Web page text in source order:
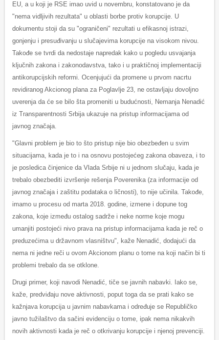
EU, a u koji je RSE imao uvid u novembru, konstatovano je da
"nema vidljivih rezultata" u oblasti borbe protiv korupcije. U
dokumentu stoji da su "ograničeni" rezultati u efikasnoj istrazi,
gonjenju i presuđivanju u slučajevima korupcije na visokom nivou.
Takođe se tvrdi da nedostaje napredak kako u pogledu usvajanja
ključnih zakona i zakonodavstva, tako i u praktičnoj implementaciji
antikorupcijskih reformi. Ocenjujući da promene u prvom nacrtu
revidiranog Akcionog plana za Poglavlje 23, ne ostavljaju dovoljno
uverenja da će se bilo šta promeniti u budućnosti, Nemanja Nenadić
iz Transparentnosti Srbija ukazuje na pristup informacijama od
javnog značaja.
"Glavni problem je bio to što pristup nije bio obezbeđen u svim
situacijama, kada je to i na osnovu postojećeg zakona obaveza, i to
je posledica činjenice da Vlada Srbije ni u jednom slučaju, kada je
trebalo obezbediti izvršenje rešenja Poverenika (za informacije od
javnog značaja i zaštitu podataka o ličnosti), to nije učinila. Takođe,
imamo u procesu od marta 2018. godine, izmene i dopune tog
zakona, koje između ostalog sadrže i neke norme koje mogu
umanjiti postojeći nivo prava na pristup informacijama kada je reč o
preduzećima u državnom vlasništvu", kaže Nenadić, dodajući da
nema ni jedne reči u ovom Akcionom planu o tome na koji način bi ti
problemi trebalo da se otklone.
Drugi primer, koji navodi Nenadić, tiče se javnih nabavki. Iako se,
kaže, predviđaju nove aktivnosti, poput toga da se prati kako se
kažnjava korupcija u javnim nabavkama i određuje se Republičko
javno tužilaštvo da sačini evidenciju o tome, ipak nema nikakvih
novih aktivnosti kada je reč o otkrivanju korupcije i njenoj prevenciji.